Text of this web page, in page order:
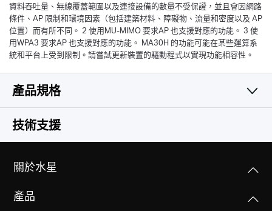
資料吞吐量、無線覆蓋範圍以及連接設備的數量不受保證，並且會因網路
條件、AP 限制和環境因素（包括建築材料、障礙物、流量和密度以及 AP
位置）而有所不同。 2 使用MU-MIMO 要求AP 也支援對應的功能。 3 使
用WPA3 要求AP 也支援對應的功能。 MA30H 的功能可能在某些運算系
統和平台上受到限制。請嘗試更新裝置的驅動程式以實現功能相容性。
產品規格
無線網路
IEEE 802.11 a/n/ac 5 GHz
2.28 × 0.66 × 6.83 in
技術支援
關於水星
產品